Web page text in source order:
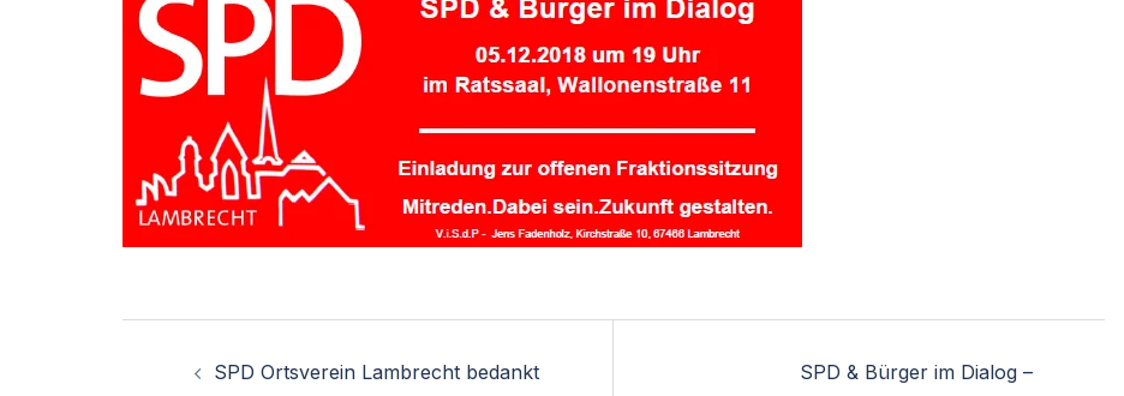
SPD Ortsverein Lambrecht bedankt
SPD & Bürger im Dialog –